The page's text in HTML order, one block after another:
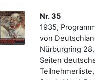
Nr. 35
1935,
von
Nürburgring
Seiten